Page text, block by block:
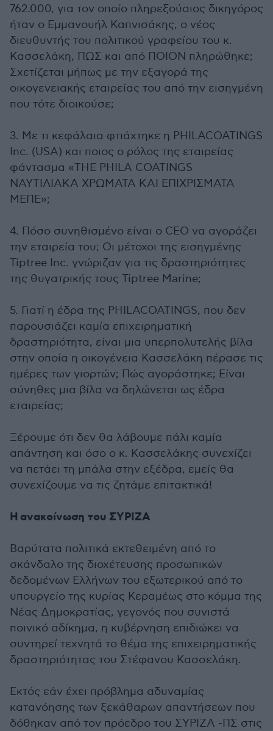
762.000, για τον οποίο πληρεξούσιος δικηγόρος
ήταν ο Εμμανουήλ Καπνισάκης, ο νέος
διευθυντής του πολιτικού γραφείου του κ.
Κασσελάκη, ΠΩΣ και από ΠΟΙΟΝ πληρώθηκε;
Σχετίζεται μήπως με την εξαγορά της
οικογενειακής εταιρείας του από την εισηγμένη
που τότε διοικούσε;
3. Με τι κεφάλαια φτιάχτηκε η PHILACOATINGS
Inc. (USA) και ποιος ο ρόλος της εταιρείας
φάντασμα «THE PHILA COATINGS
ΝΑΥΤΙΛΙΑΚΑ ΧΡΩΜΑΤΑ ΚΑΙ ΕΠΙΧΡΙΣΜΑΤΑ
ΜΕΠΕ»;
4. Πόσο συνηθισμένο είναι ο CEO να αγοράζει
την εταιρεία του; Οι μέτοχοι της εισηγμένης
Tiptree Inc. γνώριζαν για τις δραστηριότητες
της θυγατρικής τους Tiptree Marine;
5. Γιατί η έδρα της PHILACOATINGS, που δεν
παρουσιάζει καμία επιχειρηματική
δραστηριότητα, είναι μια υπερπολυτελής βίλα
στην οποία η οικογένεια Κασσελάκη πέρασε τις
ημέρες των γιορτών; Πώς αγοράστηκε; Είναι
σύνηθες μια βίλα να δηλώνεται ως έδρα
εταιρείας;
Ξέρουμε ότι δεν θα λάβουμε πάλι καμία
απάντηση και όσο ο κ. Κασσελάκης συνεχίζει
να πετάει τη μπάλα στην εξέδρα, εμείς θα
συνεχίζουμε να τις ζητάμε επιτακτικά!
Η ανακοίνωση του ΣΥΡΙΖΑ
Βαρύτατα πολιτικά εκτεθειμένη από το
σκάνδαλο της διοχέτευσης προσωπικών
δεδομένων Ελλήνων του εξωτερικού από το
υπουργείο της κυρίας Κεραμέως στο κόμμα της
Νέας Δημοκρατίας, γεγονός που συνιστά
ποινικό αδίκημα, η κυβέρνηση επιδιώκει να
συντηρεί τεχνητά το θέμα της επιχειρηματικής
δραστηριότητας του Στέφανου Κασσελάκη.
Εκτός εάν έχει πρόβλημα αδυναμίας
κατανόησης των ξεκάθαρων απαντήσεων που
δόθηκαν από τον πρόεδρο του ΣΥΡΙΖΑ -ΠΣ στις